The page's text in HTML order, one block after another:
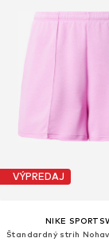
VÝPREDAJ
NIKE